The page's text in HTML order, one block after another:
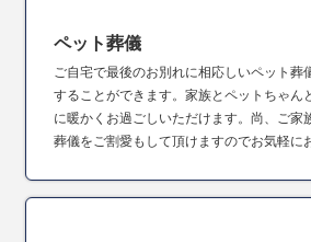
ペット葬儀
ご自宅で最後のお別れに相応しいペット葬
することができます。家族とペットちゃん
に暖かくお過ごしいただけます。尚、ご家
葬儀をご割愛もして頂けますのでお気軽に